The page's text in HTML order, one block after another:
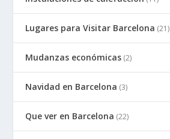
Lugares para Visitar Barcelona (21)
Mudanzas económicas (2)
Navidad en Barcelona (3)
Que ver en Barcelona (22)